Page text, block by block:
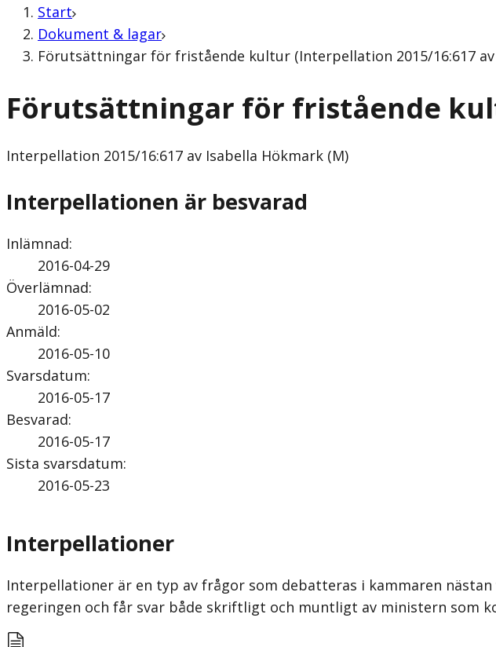
Start
Dokument & lagar
Förutsättningar för fristående kultur (Interpellation 2015/16:617 av
Förutsättningar för fristående
Interpellation 2015/16:617 av Isabella Hökmark (M)
Interpellationen är besvarad
Inlämnad:
2016-04-29
Överlämnad:
2016-05-02
Anmäld:
2016-05-10
Svarsdatum:
2016-05-17
Besvarad:
2016-05-17
Sista svarsdatum:
2016-05-23
Interpellationer
Interpellationer är en typ av frågor som debatteras i kammaren
regeringen och får svar både skriftligt och muntligt av ministern som